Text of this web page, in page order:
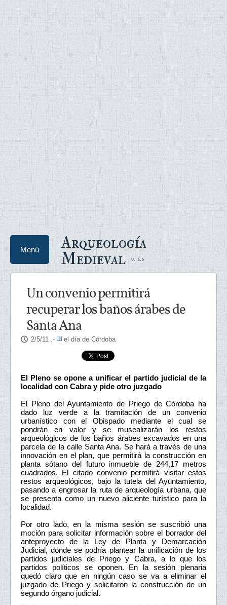
Arqueología
Medieval
Menú
Un convenio permitirá
recuperar los baños árabes de
Santa Ana
2/5/11 .- el día de Córdoba
El Pleno se opone a unificar el partido judicial de la
localidad con Cabra y pide otro juzgado
El Pleno del Ayuntamiento de Priego de Córdoba ha
dado luz verde a la tramitación de un convenio
urbanístico con el Obispado mediante el cual se
pondrán en valor y se musealizarán los restos
arqueológicos de los baños árabes excavados en una
parcela de la calle Santa Ana. Se hará a través de una
innovación en el plan, que permitirá la construcción en
planta sótano del futuro inmueble de 244,17 metros
cuadrados. El citado convenio permitirá visitar estos
restos arqueológicos, bajo la tutela del Ayuntamiento,
pasando a engrosar la ruta de arqueología urbana, que
se presenta como un nuevo aliciente turístico para la
localidad.
Por otro lado, en la misma sesión se suscribió una
moción para solicitar información sobre el borrador del
anteproyecto de la Ley de Planta y Demarcación
Judicial, donde se podría plantear la unificación de los
partidos judiciales de Priego y Cabra, a lo que los
partidos políticos se oponen. En la sesión plenaria
quedó claro que en ningún caso se va a eliminar el
juzgado de Priego y solicitaron la construcción de un
segundo órgano judicial.